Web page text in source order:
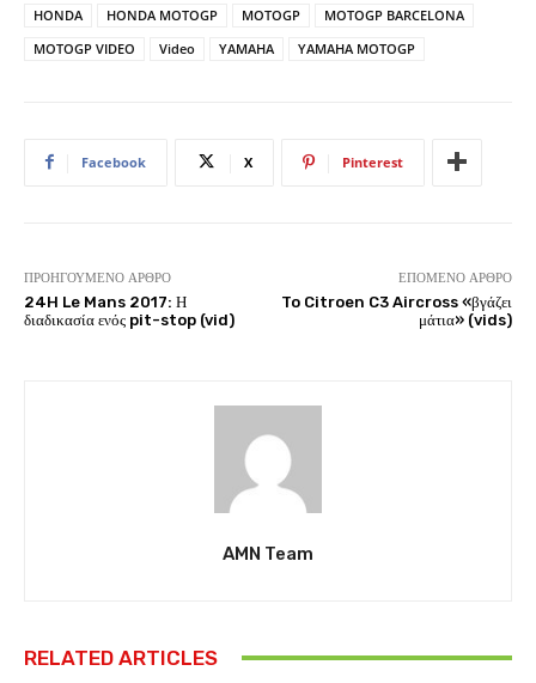
HONDA
HONDA MOTOGP MOTOGP
MOTOGP BARCELONA
MOTOGP VIDEO
Video YAMAHA YAMAHA MOTOGP
Facebook X Pinterest
ΠΡΟΗΓΟΎΜΕΝΟ ΆΡΘΡΟ
24H Le Mans 2017: Η
διαδικασία ενός pit-stop (vid)
ΕΠΌΜΕΝΟ ΆΡΘΡΟ
To Citroen C3 Aircross «βγάζει
μάτια» (vids)
AMN Team
RELATED ARTICLES